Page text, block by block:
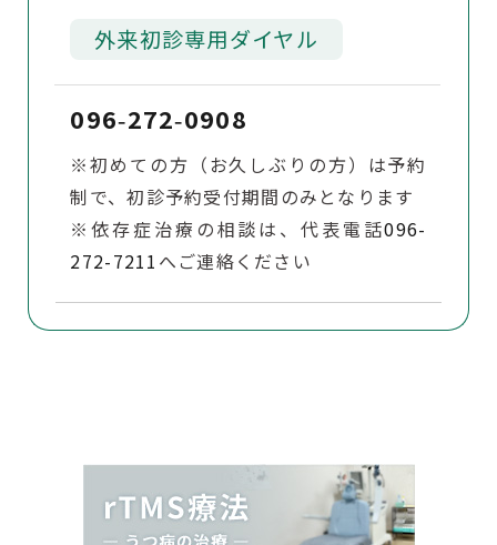
外来初診専用ダイヤル
096 272 0908
※初めての方（お久しぶりの方）は予約
制で、初診予約受付期間のみとなります
※依存症治療の相談は、代表電話096-
272-7211 へご連絡ください